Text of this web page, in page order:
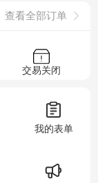
查看全部订单
交易关闭
我的表单